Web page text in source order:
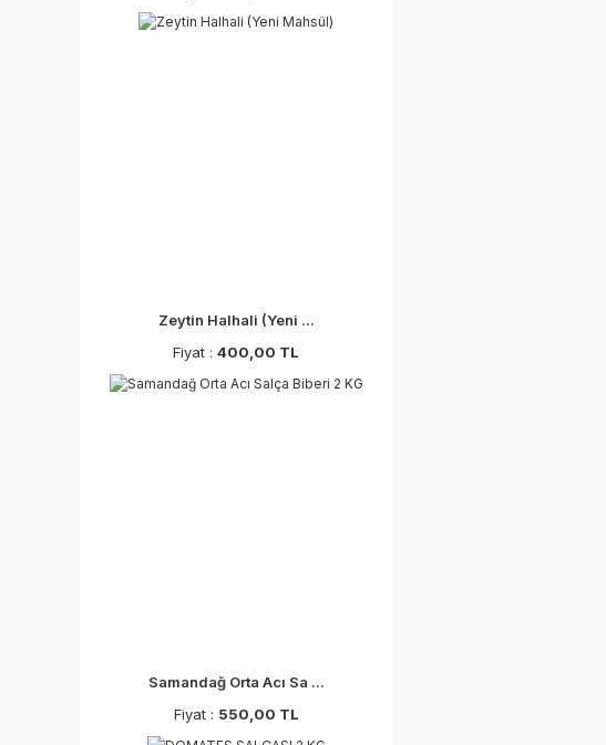
Zeytin Halhali (Yeni ...
Fiyat : 400,00 TL
Samandağ Orta Acı Sa ...
Fiyat : 550,00 TL